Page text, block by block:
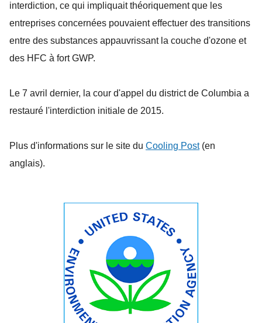
interdiction, ce qui impliquait théoriquement que les
entreprises concernées pouvaient effectuer des transitions
entre des substances appauvrissant la couche d'ozone et
des HFC à fort GWP.
Le 7 avril dernier, la cour d'appel du district de Columbia a
restauré l'interdiction initiale de 2015.
Plus d'informations sur le site du Cooling Post(en
anglais).